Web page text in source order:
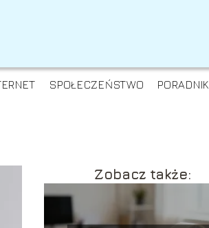
SPOŁECZEŃSTWO PORADNIK
Zobacz także: